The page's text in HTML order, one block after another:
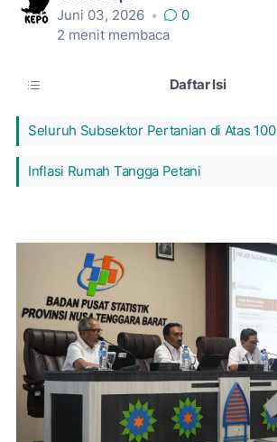
Juni 03, 2026 •
0
2 menit membaca
Daftar Isi
Seluruh Subsektor Pertanian di Atas 100
Inflasi Rumah Tangga Petani